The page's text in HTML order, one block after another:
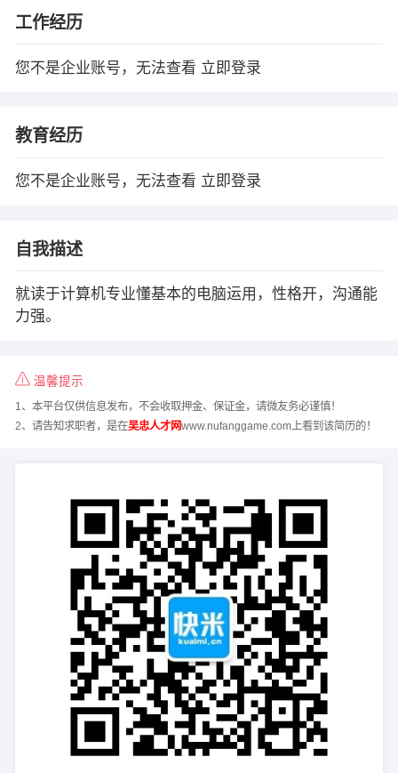
工作经历
您不是企业账号，无法查看 立即登录
教育经历
您不是企业账号，无法查看 立即登录
自我描述
就读于计算机专业懂基本的电脑运用，性格开，沟通能
力强。
温馨提示
1、本平台仅供信息发布，不会收取押金、保证金，请微友务必谨慎！
2、请告知求职者，是在吴忠人才网www.nufanggame.com上看到该简历的！